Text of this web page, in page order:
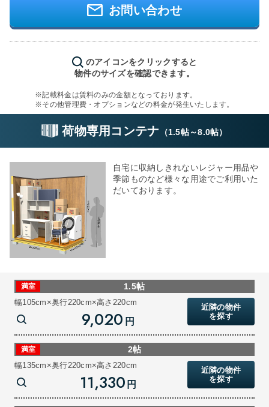
お問い合わせ
のアイコンをクリックすると
物件のサイズを確認できます。
※記載料金は賃料のみの金額となっております。
※その他管理費・オプションなどの料金が発生いたします。
荷物専用コンテナ （1.5帖～8.0帖）
自宅に収納しきれないレジャー用品や
季節ものなど様々な用途でご利用いた
だいております。
1.5帖
幅105cm×奥行220cm×高さ220cm
満室
9,020 円
近隣の物件
を探す
2帖
幅135cm×奥行220cm×高さ220cm
満室
11,330 円
近隣の物件
を探す